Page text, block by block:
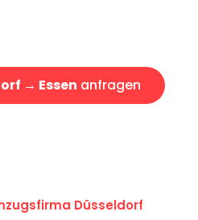
→ Essen anfragen
Düsseldorf